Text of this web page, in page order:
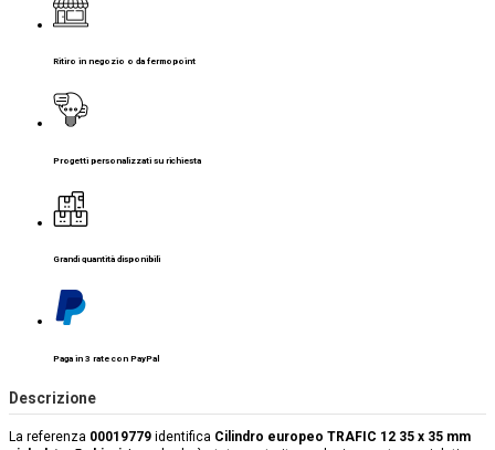
Ritiro in negozio o da fermopoint
Progetti personalizzati su richiesta
Grandi quantità disponibili
Paga in 3 rate con PayPal
Descrizione
La referenza 00019779 identifica Cilindro europeo TRAFIC 12 35 x 35 mm